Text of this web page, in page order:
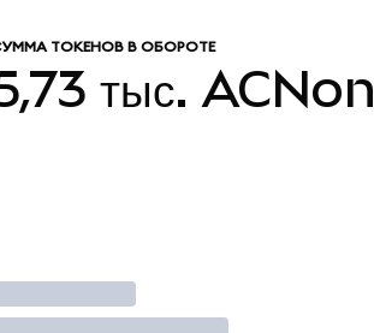
ТОКЕНОВ В ОБОРОТЕ
тыс. ACNon